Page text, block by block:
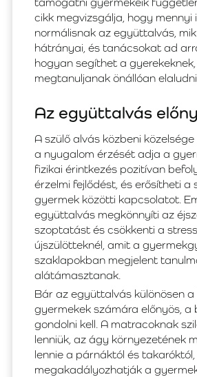
cikk megvizsgálja, hogy
normálisnak az együttalvás,
hátrányai, és tanácsokat ad
hogyan segíthet a
megtanuljanak önállóan
Az együttalvás
A szülő alvás közbeni
a nyugalom érzését adja a
fizikai érintkezés pozitívan
érzelmi fejlődést, és erősítheti a
gyermek közötti kapcsolatot.
együttalvás megkönnyíti az
szoptatást és csökkenti a
újszülötteknél, amit a
szaklapokban megjelent
alátámasztanak.
Bár az együttalvás különösen a
gyermekek számára előnyös, a
gondolni kell. A matracoknak
lenniük, az ágy környezetének
lennie a párnáktól és
megakadályozhatják a